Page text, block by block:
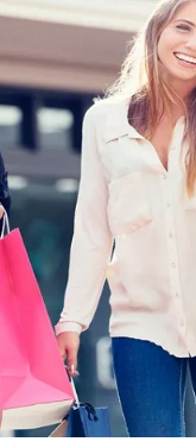
الذهب وسط آمال